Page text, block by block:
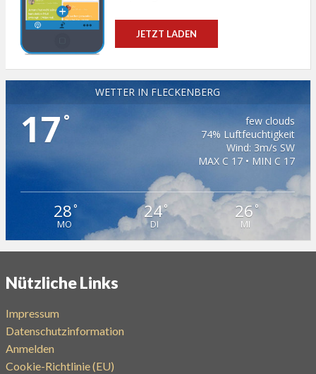
JETZT LADEN
WETTER IN FLECKENBERG
17 °
few clouds
74% Luftfeuchtigkeit
Wind: 3m/s SW
MAX C 17 • MIN C 17
28°
MO
24°
DI
26°
MI
Nützliche Links
Impressum
Datenschutzinformation
Anmelden
Cookie-Richtlinie (EU)